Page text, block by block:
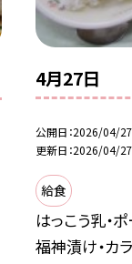
4月27日
公開日 2026/04/27
更新日 2026/04/27
給食
はっこう乳・
福神漬け・カ